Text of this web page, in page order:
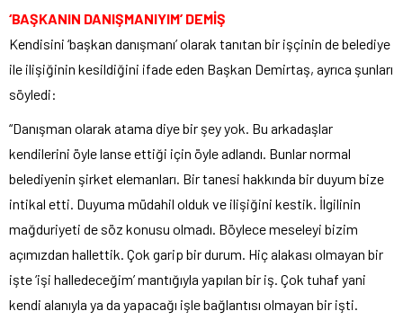
‘BAŞKANIN DANIŞMANIYIM’ DEMİŞ
Kendisini ‘başkan danışmanı’ olarak tanıtan bir işçinin de belediye
ile ilişiğinin kesildiğini ifade eden Başkan Demirtaş, ayrıca şunları
söyledi:
“Danışman olarak atama diye bir şey yok. Bu arkadaşlar
kendilerini öyle lanse ettiği için öyle adlandı. Bunlar normal
belediyenin şirket elemanları. Bir tanesi hakkında bir duyum bize
intikal etti. Duyuma müdahil olduk ve ilişiğini kestik. İlgilinin
mağduriyeti de söz konusu olmadı. Böylece meseleyi bizim
açımızdan hallettik. Çok garip bir durum. Hiç alakası olmayan bir
işte ‘işi halledeceğim’ mantığıyla yapılan bir iş. Çok tuhaf yani
kendi alanıyla ya da yapacağı işle bağlantısı olmayan bir işti.